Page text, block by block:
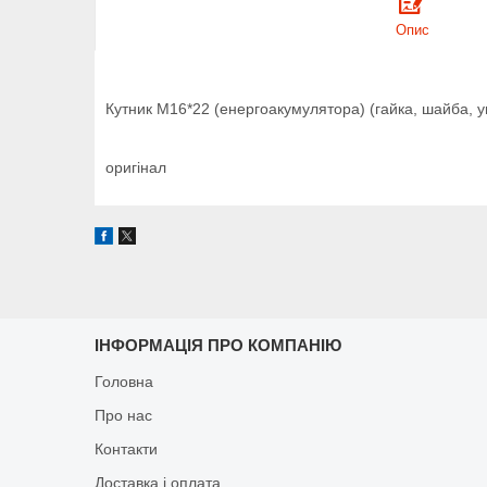
Опис
Кутник М16*22 (енергоакумулятора) (гайка, шайба,
оригінал
ІНФОРМАЦІЯ ПРО КОМПАНІЮ
Головна
Про нас
Контакти
Доставка і оплата